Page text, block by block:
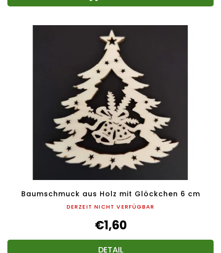
Baumschmuck aus Holz mit Glöckchen 6 cm
DERZEIT NICHT VERFÜGBAR
€1,60
DETAIL